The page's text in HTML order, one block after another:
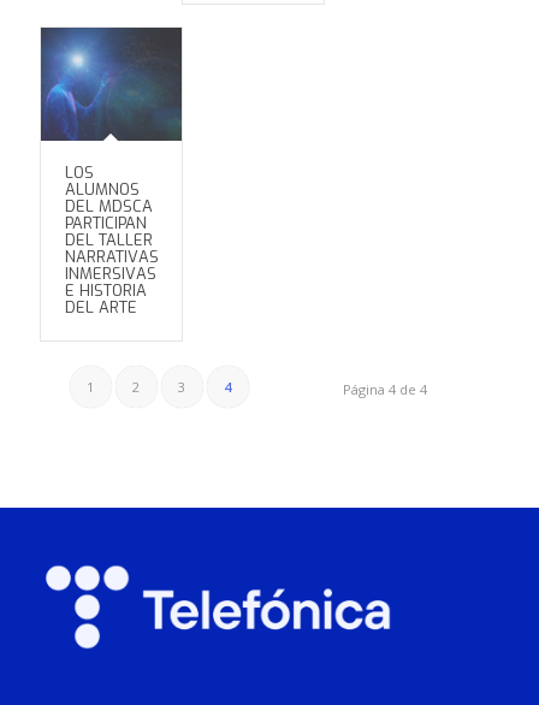
LOS
ALUMNOS
DEL MDSCA
PARTICIPAN
DEL TALLER
NARRATIVAS
INMERSIVAS
E HISTORIA
DEL ARTE
Página 4 de 4
1 2 3 4